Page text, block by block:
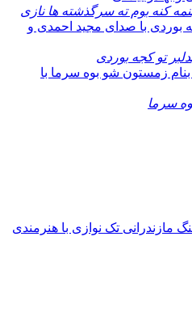
نمه کنه بوم ته سرگذشته ها نازی
دلبر تو کجه بوردی
سرما
مازندرانی تک نوازی با هنرمندی